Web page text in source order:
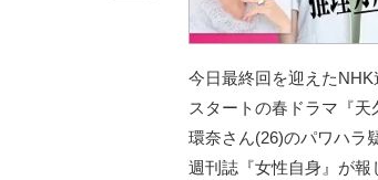
今日最終回を迎えた
スタートの春ドラマ『
環奈さん(26)のパワハラ
週刊誌『女性自身』が報